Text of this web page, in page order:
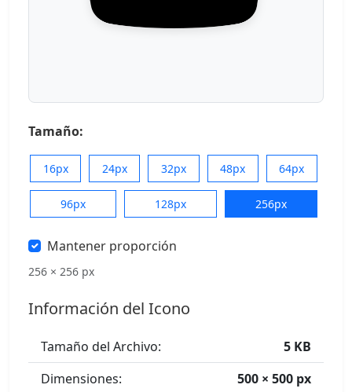
Tamaño:
16px 24px 32px 48px 64px
96px 128px 256px
Mantener proporción
256 × 256 px
Información del Icono
Tamaño del Archivo:
5 KB
Dimensiones:
500 × 500 px